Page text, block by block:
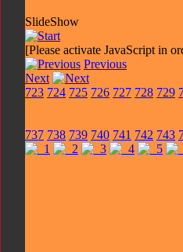
SlideShow
[Please activate JavaScript in
Previous
Next
723 724 725 726 727 728 729
737 738 739 740 741 742 743